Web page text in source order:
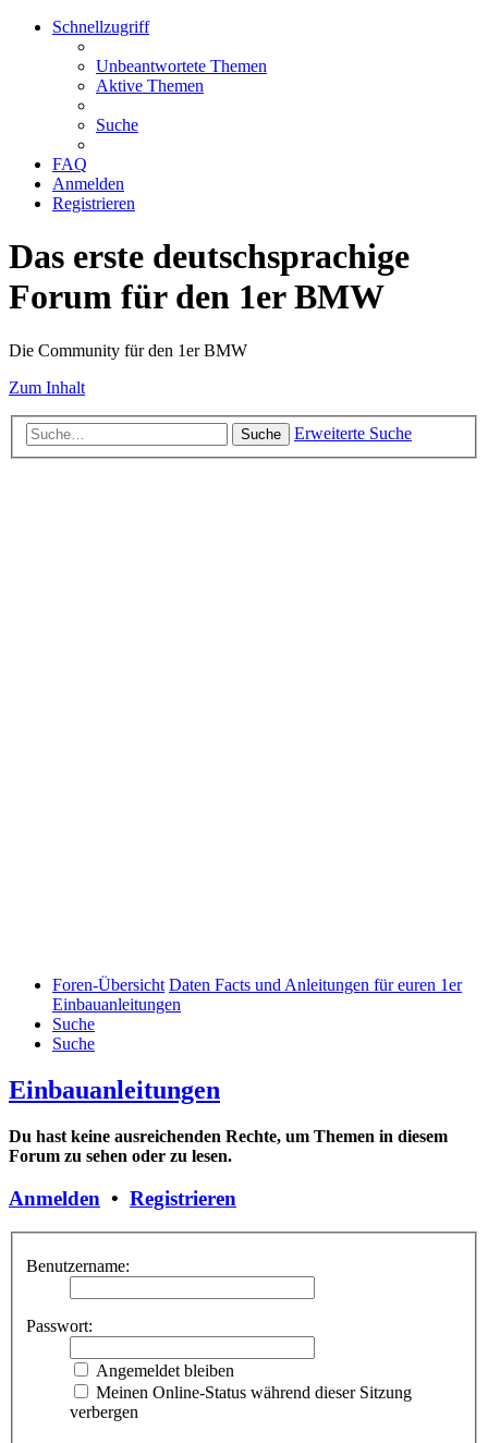
Schnellzugriff
Unbeantwortete Themen
Aktive Themen
Suche
FAQ
Anmelden
Registrieren
Das erste deutschsprachige
Forum für den 1er BMW
Die Community für den 1er BMW
Zum Inhalt
Suche Erweiterte Suche
Foren-Übersicht Daten Facts und Anleitungen für euren 1er
Einbauanleitungen
Suche
Suche
Einbauanleitungen
Du hast keine ausreichenden Rechte, um Themen in diesem
Forum zu sehen oder zu lesen.
Anmelden • Registrieren
Benutzername:
Passwort:
Angemeldet bleiben
Meinen Online-Status während dieser Sitzung
verbergen